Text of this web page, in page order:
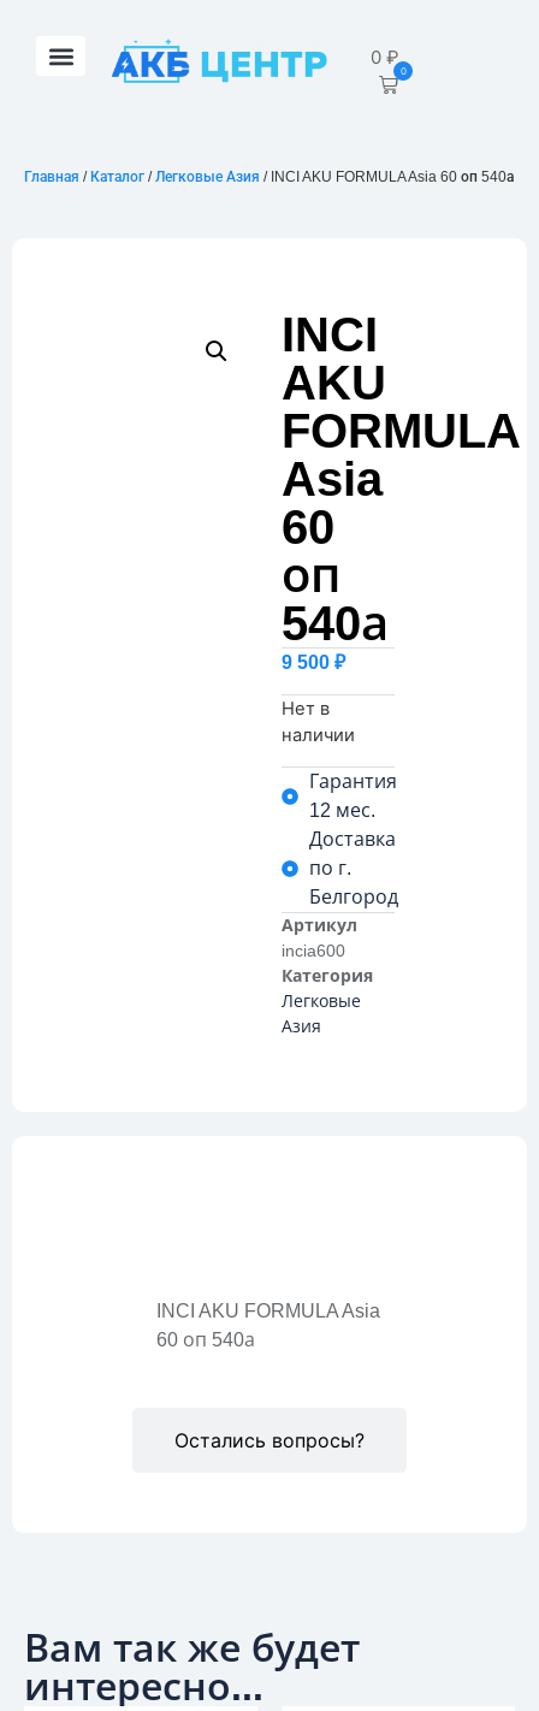
0₽
0
Главная / Каталог /Легковые Азия / INCI AKU FORMULA Asia 60 оп 540а
INCI
AKU
FORMULA
Asia
60
оп
540а
9 500 ₽
Нет в
наличии
Гарантия
12 мес.
Доставка
по г.
Белгород
Артикул
incia600
Категория
Легковые
Азия
Остались вопросы?
INCI AKU FORMULA Asia
60 оп 540а
Вам так же будет
интересно...